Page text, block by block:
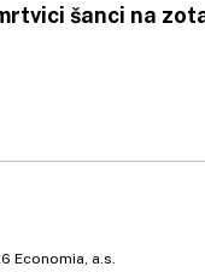
šanci na
Economia, a.s.